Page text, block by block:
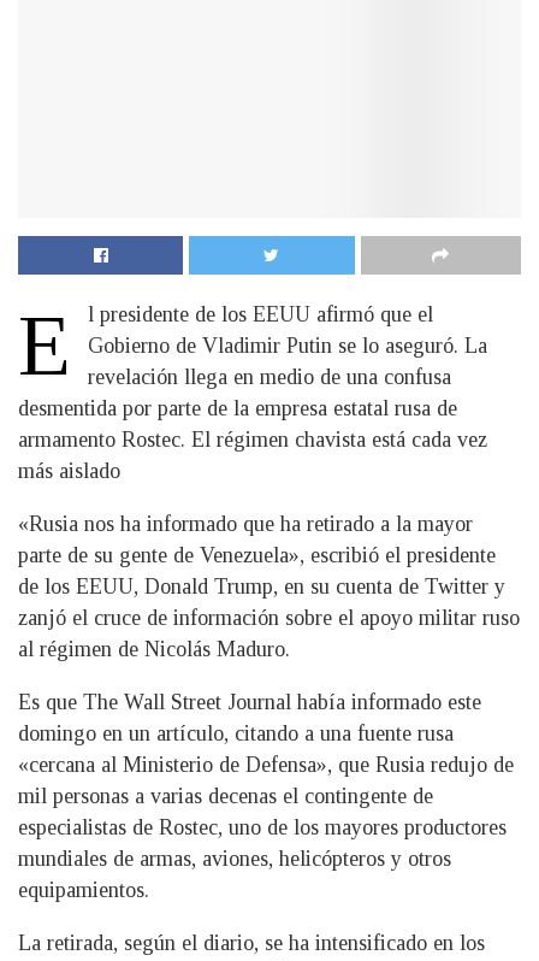
E
l presidente de los EEUU afirmó que el
Gobierno de Vladimir Putin se lo aseguró. La
revelación llega en medio de una confusa
desmentida por parte de la empresa estatal rusa de
armamento Rostec. El régimen chavista está cada vez
más aislado
«Rusia nos ha informado que ha retirado a la mayor
parte de su gente de Venezuela», escribió el presidente
de los EEUU, Donald Trump, en su cuenta de Twitter y
zanjó el cruce de información sobre el apoyo militar ruso
al régimen de Nicolás Maduro.
Es que The Wall Street Journal había informado este
domingo en un artículo, citando a una fuente rusa
«cercana al Ministerio de Defensa», que Rusia redujo de
mil personas a varias decenas el contingente de
especialistas de Rostec, uno de los mayores productores
mundiales de armas, aviones, helicópteros y otros
equipamientos.
La retirada, según el diario, se ha intensificado en los